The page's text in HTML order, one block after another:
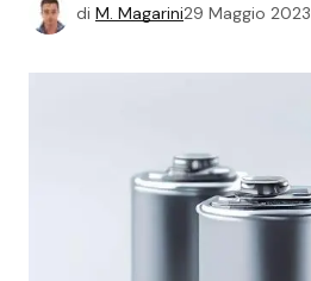
di M. Magarini29 Maggio 2023